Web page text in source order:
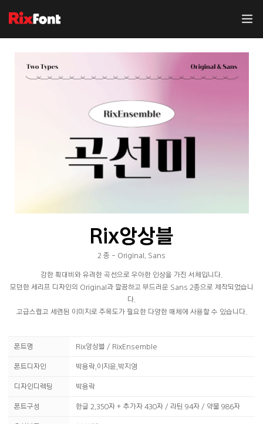
Rix앙상블
2 종 - Original, Sans
강한 획대비와 유려한 곡선으로 우아한 인상을 가진 서체입니다.
모던한 세리프 디자인의 Original과 깔끔하고 부드러운 Sans 2종으로 제작되었습니
다.
고급스럽고 세련된 이미지로 주목도가 필요한 다양한 매체에 사용할 수 있습니다.
폰트명 Rix앙상블 / RixEnsemble
폰트디자인 박용락,이지윤,박지영
디자인디렉팅 박용락
폰트구성 한글 2,350자 + 추가자 430자 / 라틴 94자 / 약물 986자